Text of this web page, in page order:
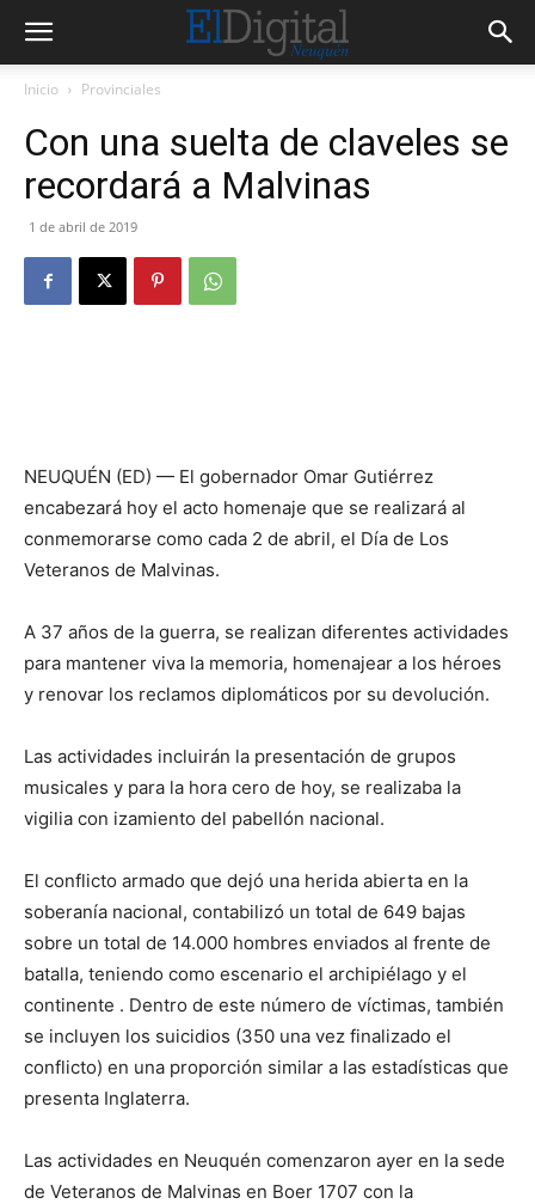
Inicio Provinciales
Con una suelta de claveles se
recordará a Malvinas
1 de abril de 2019
NEUQUÉN (ED) — El gobernador Omar Gutiérrez
encabezará hoy el acto homenaje que se realizará al
conmemorarse como cada 2 de abril, el Día de Los
Veteranos de Malvinas.
A 37 años de la guerra, se realizan diferentes actividades
para mantener viva la memoria, homenajear a los héroes
y renovar los reclamos diplomáticos por su devolución.
Las actividades incluirán la presentación de grupos
musicales y para la hora cero de hoy, se realizaba la
vigilia con izamiento del pabellón nacional.
El conflicto armado que dejó una herida abierta en la
soberanía nacional, contabilizó un total de 649 bajas
sobre un total de 14.000 hombres enviados al frente de
batalla, teniendo como escenario el archipiélago y el
continente . Dentro de este número de víctimas, también
se incluyen los suicidios (350 una vez finalizado el
conflicto) en una proporción similar a las estadísticas que
presenta Inglaterra.
Las actividades en Neuquén comenzaron ayer en la sede
de Veteranos de Malvinas en Boer 1707 con la